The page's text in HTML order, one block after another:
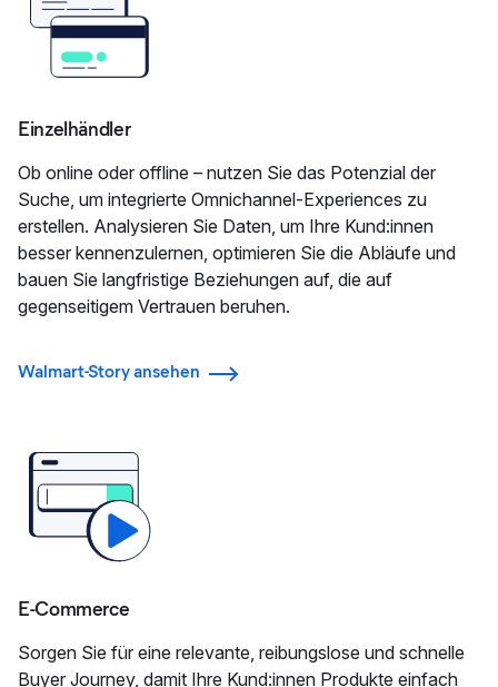
Einzelhändler
Ob online oder offline – nutzen Sie das Potenzial der
Suche, um integrierte Omnichannel-Experiences zu
erstellen. Analysieren Sie Daten, um Ihre Kund:innen
besser kennenzulernen, optimieren Sie die Abläufe und
bauen Sie langfristige Beziehungen auf, die auf
gegenseitigem Vertrauen beruhen.
Walmart-Story ansehen
E‑Commerce
Sorgen Sie für eine relevante, reibungslose und schnelle
Buyer Journey, damit Ihre Kund:innen Produkte einfach